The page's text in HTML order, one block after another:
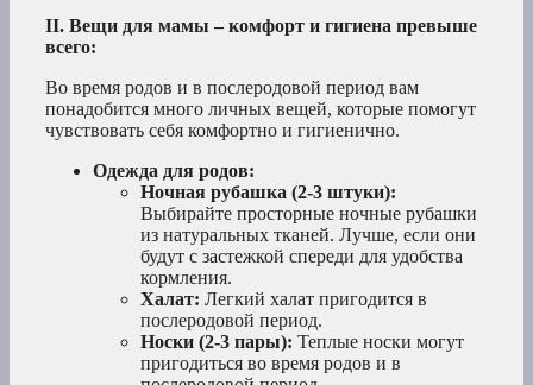
II. Вещи для мамы – комфорт и гигиена превыше
всего:
Во время родов и в послеродовой период вам
понадобится много личных вещей, которые помогут
чувствовать себя комфортно и гигиенично.
Одежда для родов:
Ночная рубашка (2-3 штуки):
Выбирайте просторные ночные рубашки
из натуральных тканей. Лучше, если они
будут с застежкой спереди для удобства
кормления.
Халат: Легкий халат пригодится в
послеродовой период.
Носки (2-3 пары): Теплые носки могут
пригодиться во время родов и в